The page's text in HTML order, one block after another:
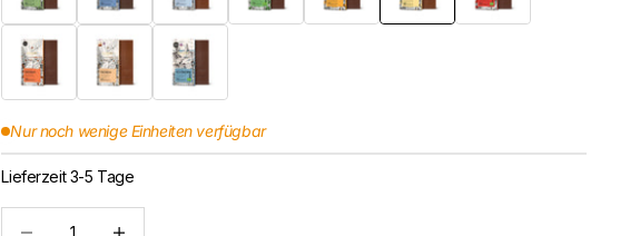
Riachuelo Noir 70%Riachuelo Lait 51%Vila Gracinda Noir Bio 73%
Nur noch wenige Einheiten verfügbar
Lieferzeit 3-5 Tage